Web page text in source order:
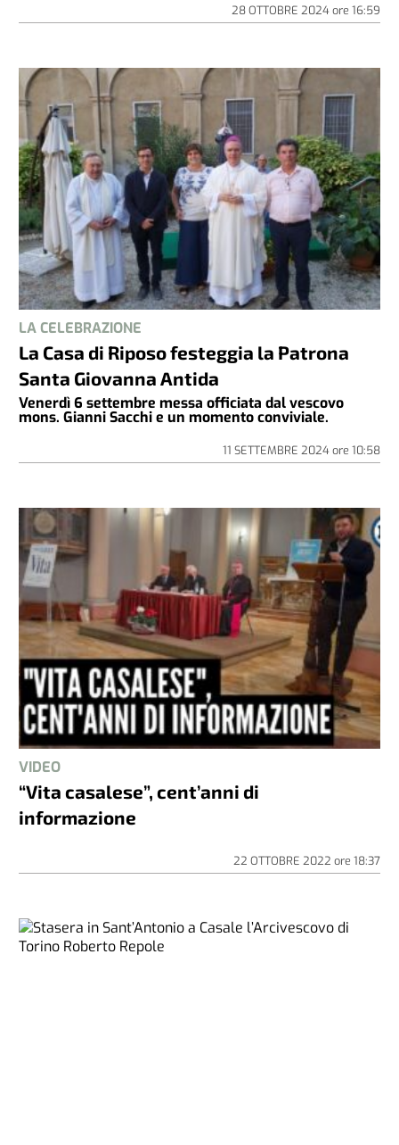
28 OTTOBRE 2024ore 16:59
LA CELEBRAZIONE
La Casa di Riposo festeggia la Patrona
Santa Giovanna Antida
Venerdì 6 settembre messa officiata dal vescovo
mons. Gianni Sacchi e un momento conviviale.
11 SETTEMBRE 2024ore 10:58
VIDEO
“Vita casalese”, cent’anni di
informazione
22 OTTOBRE 2022 ore 18:37